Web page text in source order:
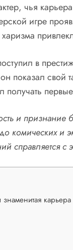
чья
игре
в
показал
получать
и
комических и
справляется с
знаменитая карьера